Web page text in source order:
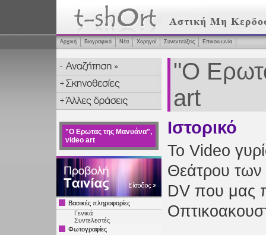
Αρχική Βιογραφικό Νέα Χορηγοί Συνεντεύξεις Επικοινωνία
"Ο Ερωτας της Μανυάνα",
video art
Βασικές πληροφορίες
Γενικά
Συντελεστές
Φωτογραφίες
"Ο
art
Ιστορικό
Το Video
Θεάτρου των
DV που μας